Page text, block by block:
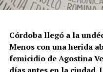
Córdoba llegó a la
Menos con una herida
femicidio de Agostina